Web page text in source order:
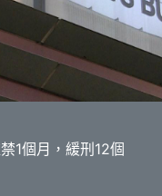
1個月，緩刑12個